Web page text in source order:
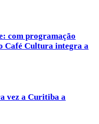
com programação
Café Cultura integra a
vez a Curitiba a